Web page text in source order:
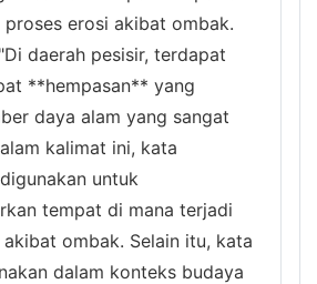
proses erosi akibat ombak.
daerah pesisir, terdapat
**hempasan** yang
daya alam yang sangat
kalimat ini, kata
untuk
tempat di mana terjadi
ombak. Selain itu, kata
dalam konteks budaya